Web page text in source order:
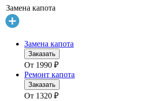
Замена капота
Замена капота
Заказать
От 1990 ₽
Ремонт капота
Заказать
От 1320 ₽